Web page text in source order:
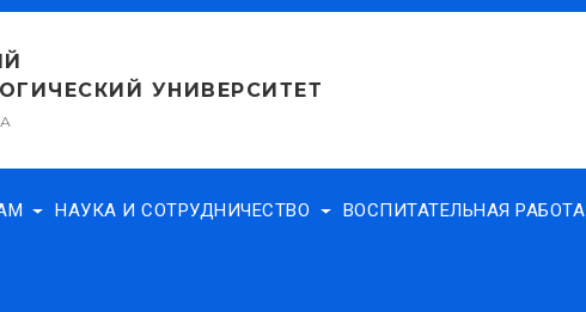
УНИВЕРСИТЕТ
НАУКА И СОТРУДНИЧЕСТВО ВОСПИТАТЕЛЬНАЯ РАБОТА